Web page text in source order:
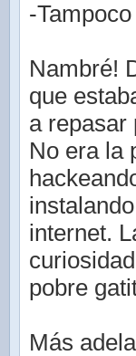
-
Nambré!
que
a repasar
No era la
internet.
pobre
Más